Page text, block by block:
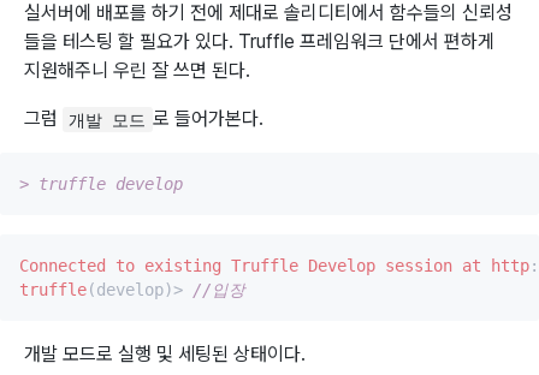
실서버에 배포를 하기 전에 제대로 솔리디티에서 함수들의 신뢰성
들을 테스팅 할 필요가 있다. Truffle 프레임워크 단에서 편하게
지원해주니 우린 잘 쓰면 된다.
그럼 개발 모드 로 들어가본다.
> truffle develop
Connected to existing Truffle Develop session at http:
truffle(develop)> //입장
개발 모드로 실행 및 세팅된 상태이다.